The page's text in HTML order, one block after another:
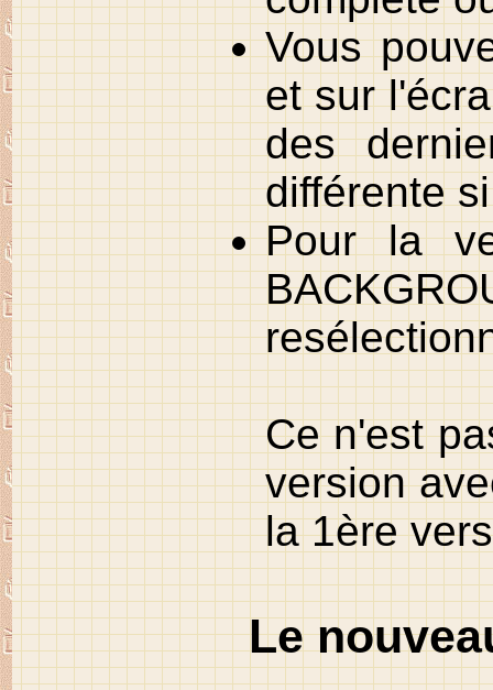
Vous
et sur
des
différente
Pour la
Ce n'est
version
la 1ère
Le